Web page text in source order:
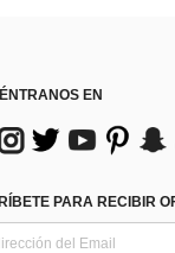
EN
PARA RECIBIR